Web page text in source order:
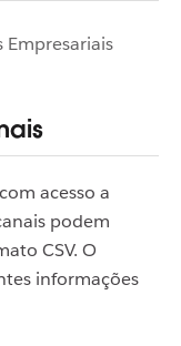
Empresariais
acesso a
podem
CSV. O
informações